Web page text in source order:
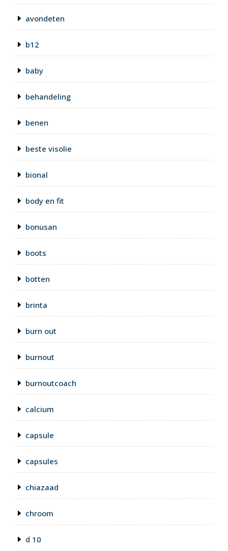
avondeten
b12
baby
behandeling
benen
beste visolie
bional
body en fit
bonusan
boots
botten
brinta
burn out
burnout
burnoutcoach
calcium
capsule
capsules
chiazaad
chroom
d 10